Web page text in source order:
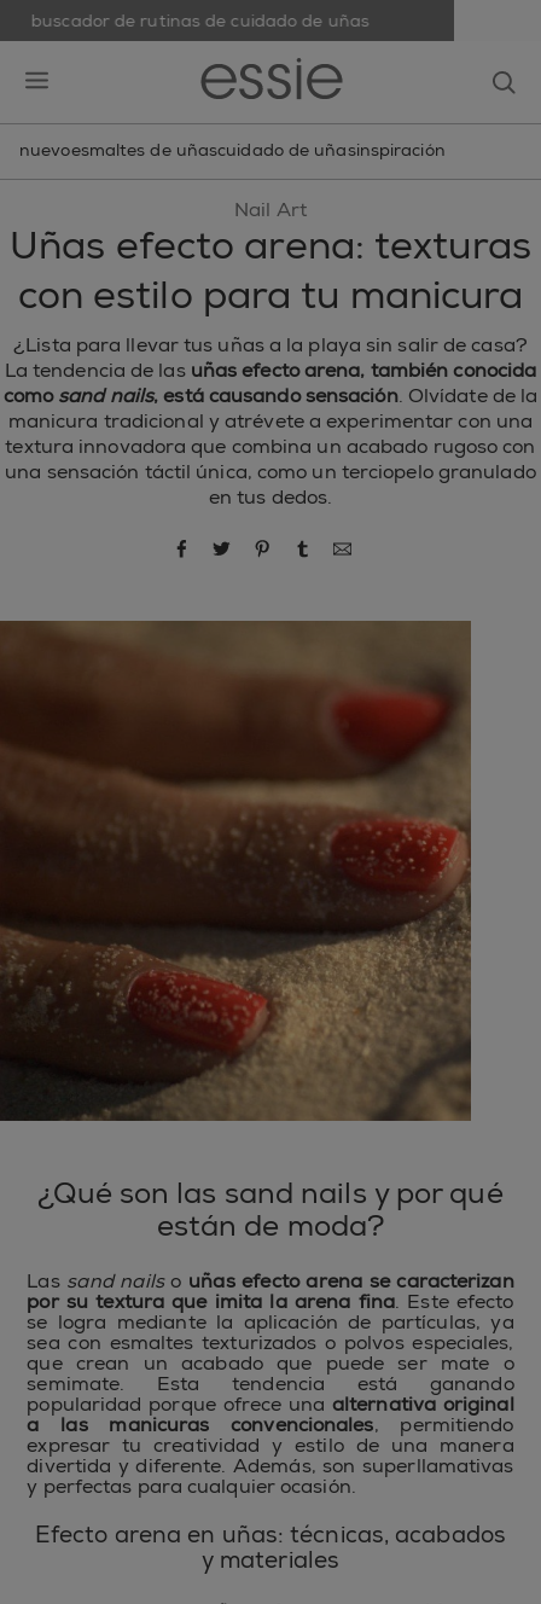
buscador de rutinas de cuidado de uñas
nuevoesmaltes de uñascuidado de uñasinspiración
Nail Art
Uñas efecto arena: texturas
con estilo para tu manicura
¿Lista para llevar tus uñas a la playa sin salir de casa?
La tendencia de las uñas efecto arena, también conocida
comosand nails, está causando sensación. Olvídate de la
manicura tradicional y atrévete a experimentar con una
textura innovadora que combina un acabado rugoso con
una sensación táctil única, como un terciopelo granulado
en tus dedos.
compartir por Facebook
compartir por Twitter
compartir por Pinterest
compartir por Tumblr
compartir por
¿Qué son las sand nails y por qué
están de moda?
Las sand nailso uñas efecto arena se caracterizan
por su textura que imita la arena fina. Este efecto
se logra mediante la aplicación de partículas, ya
sea con esmaltes texturizados o polvos especiales,
que crean un acabado que puede ser mate o
semimate. Esta tendencia está ganando
popularidad porque ofrece una alternativa original
a las manicuras convencionales, permitiendo
expresar tu creatividad y estilo de una manera
divertida y diferente. Además, son superllamativas
y perfectas para cualquier ocasión.
Efecto arena en uñas: técnicas, acabados
y materiales